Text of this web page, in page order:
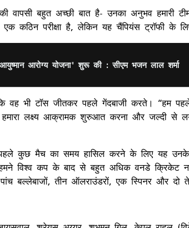
वापसी बहुत अच्छी बात है- उनका अनुभव
एक कठिन परीक्षा है, लेकिन यह चैंपियंस
आरोग्य योजना' शुरू की : सीएम भजन लाल शर्मा
वह भी टॉस जीतकर पहले गेंदबाजी करते। “हम
लक्ष्य आक्रामक शुरुआत करना और जल्दी
पहले कुछ मैच का समय हासिल करने के लिए यह
विश्व कप के बाद से बहुत अधिक वनडे क्रिकेट
बल्लेबाजों, तीन ऑलराउंडरों, एक स्पिनर और